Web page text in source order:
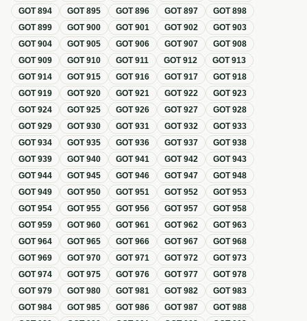
GOT894 GOT895 GOT896 GOT897 GOT898
GOT899 GOT900 GOT901 GOT902 GOT903
GOT904 GOT905 GOT906 GOT907 GOT908
GOT909 GOT910 GOT911 GOT912 GOT913
GOT914 GOT915 GOT916 GOT917 GOT918
GOT919 GOT920 GOT921 GOT922 GOT923
GOT924 GOT925 GOT926 GOT927 GOT928
GOT929 GOT930 GOT931 GOT932 GOT933
GOT934 GOT935 GOT936 GOT937 GOT938
GOT939 GOT940 GOT941 GOT942 GOT943
GOT944 GOT945 GOT946 GOT947 GOT948
GOT949 GOT950 GOT951 GOT952 GOT953
GOT954 GOT955 GOT956 GOT957 GOT958
GOT959 GOT960 GOT961 GOT962 GOT963
GOT964 GOT965 GOT966 GOT967 GOT968
GOT969 GOT970 GOT971 GOT972 GOT973
GOT974 GOT975 GOT976 GOT977 GOT978
GOT979 GOT980 GOT981 GOT982 GOT983
GOT984 GOT985 GOT986 GOT987 GOT988